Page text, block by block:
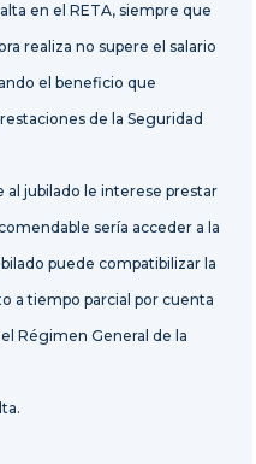
en el RETA, siempre que
realiza no supere el salario
el beneficio que
de la Seguridad
al jubilado le interese prestar
sería acceder a la
puede compatibilizar la
a tiempo parcial por cuenta
Régimen General de la